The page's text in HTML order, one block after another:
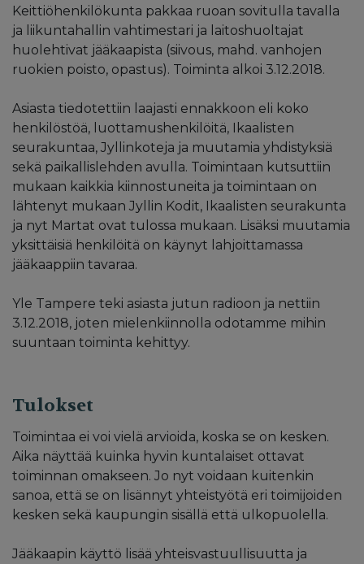
Keittiöhenkilökunta pakkaa ruoan sovitulla tavalla
ja liikuntahallin vahtimestari ja laitoshuoltajat
huolehtivat jääkaapista (siivous, mahd. vanhojen
ruokien poisto, opastus). Toiminta alkoi 3.12.2018.
Asiasta tiedotettiin laajasti ennakkoon eli koko
henkilöstöä, luottamushenkilöitä, Ikaalisten
seurakuntaa, Jyllinkoteja ja muutamia yhdistyksiä
sekä paikallislehden avulla. Toimintaan kutsuttiin
mukaan kaikkia kiinnostuneita ja toimintaan on
lähtenyt mukaan Jyllin Kodit, Ikaalisten seurakunta
ja nyt Martat ovat tulossa mukaan. Lisäksi muutamia
yksittäisiä henkilöitä on käynyt lahjoittamassa
jääkaappiin tavaraa.
Yle Tampere teki asiasta jutun radioon ja nettiin
3.12.2018, joten mielenkiinnolla odotamme mihin
suuntaan toiminta kehittyy.
Tulokset
Toimintaa ei voi vielä arvioida, koska se on kesken.
Aika näyttää kuinka hyvin kuntalaiset ottavat
toiminnan omakseen. Jo nyt voidaan kuitenkin
sanoa, että se on lisännyt yhteistyötä eri toimijoiden
kesken sekä kaupungin sisällä että ulkopuolella.
Jääkaapin käyttö lisää yhteisvastuullisuutta ja